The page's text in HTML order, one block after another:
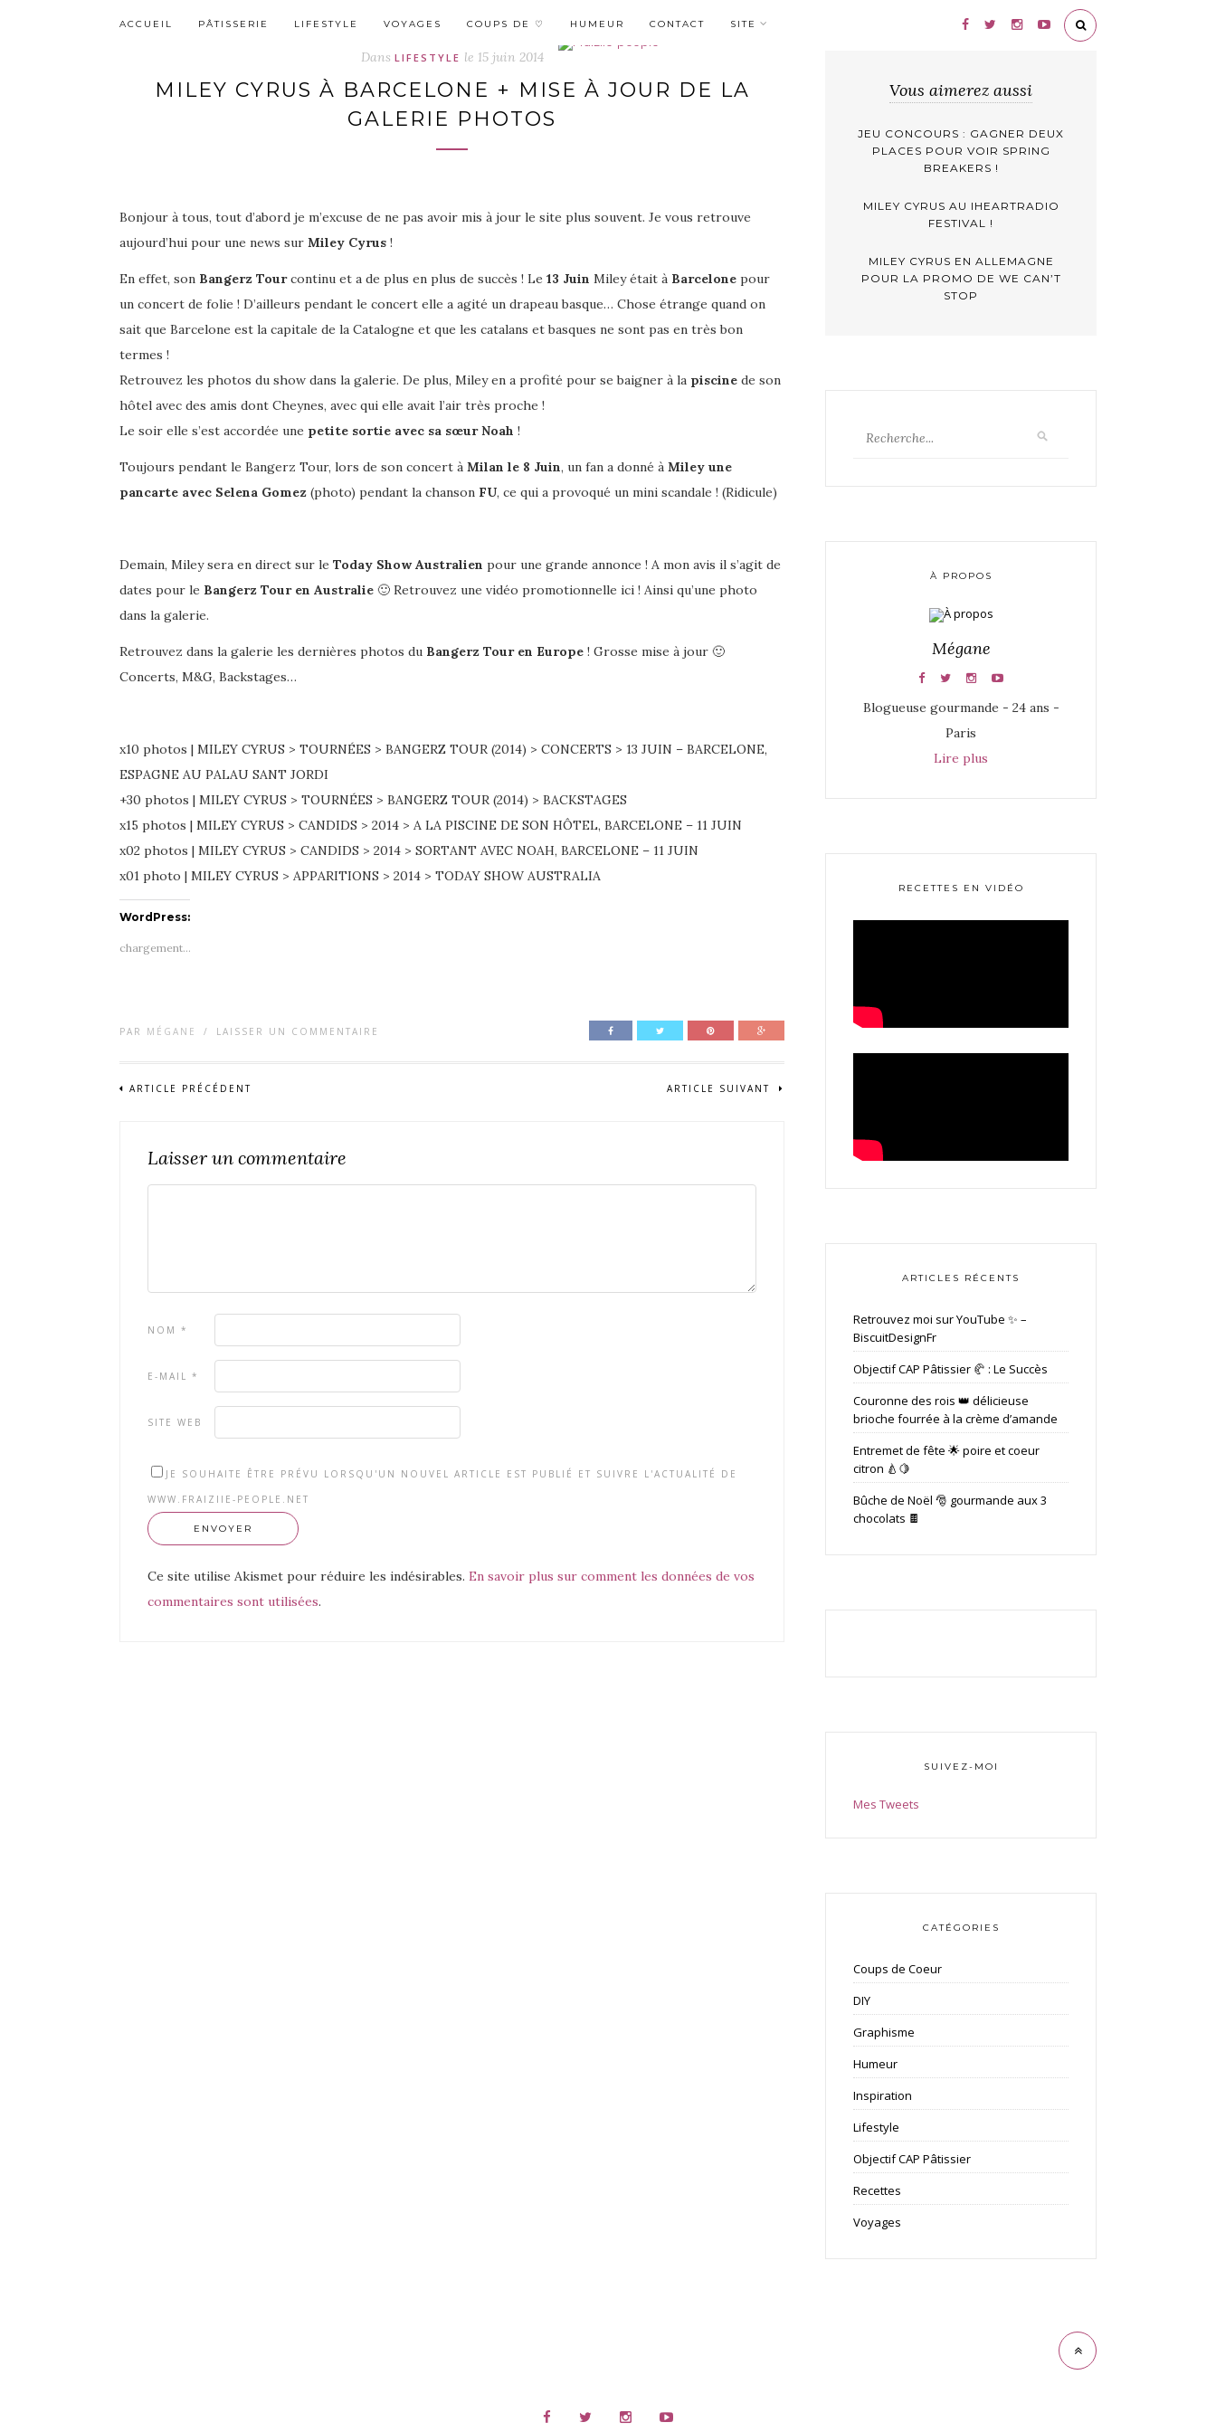
ACCUEIL PÂTISSERIE LIFESTYLE VOYAGES COUPS DE ♡ HUMEUR CONTACT SITE
Dans LIFESTYLE le 15 juin 2014
MILEY CYRUS À BARCELONE + MISE À JOUR DE LA
GALERIE PHOTOS
Bonjour à tous, tout d’abord je m’excuse de ne pas avoir mis à jour le site plus souvent. Je vous retrouve
aujourd’hui pour une news sur Miley Cyrus !
En effet, son Bangerz Tourcontinu et a de plus en plus de succès ! Le 13 Juin Miley était à Barcelone pour
un concert de folie ! D’ailleurs pendant le concert elle a agité un drapeau basque… Chose étrange quand on
sait que Barcelone est la capitale de la Catalogne et que les catalans et basques ne sont pas en très bon
termes !
Retrouvez les photos du show dans la galerie. De plus, Miley en a profité pour se baigner à la piscine de son
hôtel avec des amis dont Cheynes, avec qui elle avait l’air très proche !
Le soir elle s’est accordée une petite sortie avec sa sœur Noah !
Toujours pendant le Bangerz Tour, lors de son concert à Milan le 8 Juin, un fan a donné à Miley une
pancarte avec Selena Gomez (photo) pendant la chanson FU, ce qui a provoqué un mini scandale ! (Ridicule)
Demain, Miley sera en direct sur le Today Show Australien pour une grande annonce ! A mon avis il s’agit de
dates pour le Bangerz Tour en Australie 🙂 Retrouvez une vidéo promotionnelle ici ! Ainsi qu’une photo
dans la galerie.
Retrouvez dans la galerie les dernières photos du Bangerz Tour en Europe ! Grosse mise à jour 🙂
Concerts, M&G, Backstages…
x10 photos | MILEY CYRUS > TOURNÉES > BANGERZ TOUR (2014) > CONCERTS > 13 JUIN – BARCELONE,
ESPAGNE AU PALAU SANT JORDI
+30 photos | MILEY CYRUS > TOURNÉES > BANGERZ TOUR (2014) > BACKSTAGES
x15 photos | MILEY CYRUS > CANDIDS > 2014 > A LA PISCINE DE SON HÔTEL, BARCELONE – 11 JUIN
x02 photos | MILEY CYRUS > CANDIDS > 2014 > SORTANT AVEC NOAH, BARCELONE – 11 JUIN
x01 photo | MILEY CYRUS > APPARITIONS > 2014 > TODAY SHOW AUSTRALIA
WordPress:
chargement…
PAR MÉGANE / LAISSER UN COMMENTAIRE
ARTICLE PRÉCÉDENT ARTICLE SUIVANT
Laisser un commentaire
NOM *
E-MAIL *
SITE WEB
JE SOUHAITE ÊTRE PRÉVU LORSQU'UN NOUVEL ARTICLE EST PUBLIÉ ET SUIVRE L'ACTUALITÉ DE
WWW.FRAIZIIE-PEOPLE.NET
Ce site utilise Akismet pour réduire les indésirables. En savoir plus sur comment les données de vos
commentaires sont utilisées.
Vous aimerez aussi
JEU CONCOURS : GAGNER DEUX
PLACES POUR VOIR SPRING
BREAKERS !
MILEY CYRUS AU IHEARTRADIO
FESTIVAL !
MILEY CYRUS EN ALLEMAGNE
POUR LA PROMO DE WE CAN’T
STOP
À PROPOS
Mégane
Blogueuse gourmande - 24 ans -
Paris
Lire plus
RECETTES EN VIDÉO
ARTICLES RÉCENTS
Retrouvez moi sur YouTube ✨ –
BiscuitDesignFr
Objectif CAP Pâtissier 🥐 : Le Succès
Couronne des rois 👑 délicieuse
brioche fourrée à la crème d’amande
Entremet de fête 🌟 poire et coeur
citron 🍐🍋
Bûche de Noël 🎅 gourmande aux 3
chocolats 🍫
SUIVEZ-MOI
Mes Tweets
CATÉGORIES
Coups de Coeur
DIY
Graphisme
Humeur
Inspiration
Lifestyle
Objectif CAP Pâtissier
Recettes
Voyages